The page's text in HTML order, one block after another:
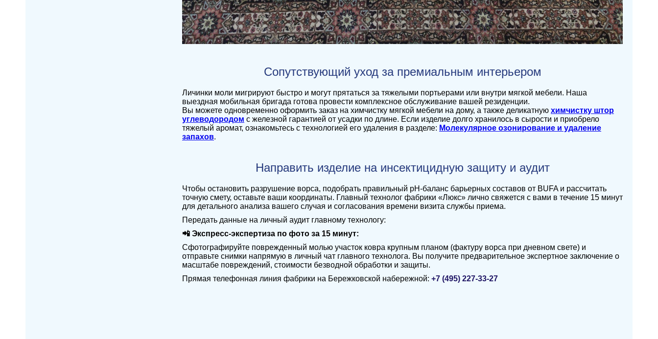
Сопутствующий уход за премиальным интерьером
Личинки моли мигрируют быстро и могут прятаться за тяжелыми портьерами или внутри мягкой мебели. Наша
выездная мобильная бригада готова провести комплексное обслуживание вашей резиденции.
Вы можете одновременно оформить заказ на химчистку мягкой мебели на дому, а также деликатную химчистку штор
углеводородом с железной гарантией от усадки по длине. Если изделие долго хранилось в сырости и приобрело
тяжелый аромат, ознакомьтесь с технологией его удаления в разделе: Молекулярное озонирование и удаление
запахов.
Направить изделие на инсектицидную защиту и аудит
Чтобы остановить разрушение ворса, подобрать правильный pH-баланс барьерных составов от BUFA и рассчитать
точную смету, оставьте ваши координаты. Главный технолог фабрики «Люкс» лично свяжется с вами в течение 15 минут
для детального анализа вашего случая и согласования времени визита службы приема.
Передать данные на личный аудит главному технологу:
📲 Экспресс-экспертиза по фото за 15 минут:
Сфотографируйте поврежденный молью участок ковра крупным планом (фактуру ворса при дневном свете) и
отправьте снимки напрямую в личный чат главного технолога. Вы получите предварительное экспертное заключение о
масштабе повреждений, стоимости безводной обработки и защиты.
Прямая телефонная линия фабрики на Бережковской набережной: +7 (495) 227-33-27